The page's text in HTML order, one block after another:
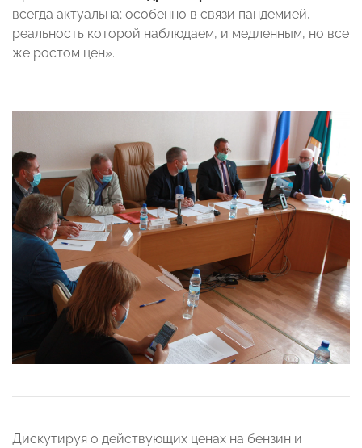
всегда актуальна; особенно в связи пандемией,
реальность которой наблюдаем, и медленным, но все
же ростом цен».
Дискутируя о действующих ценах на бензин и